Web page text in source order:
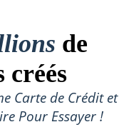
de
créés
Carte de Crédit et
Pour Essayer !